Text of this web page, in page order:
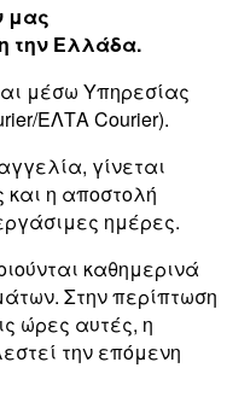
μας
την Ελλάδα.
μέσω Υπηρεσίας
ΕΛΤΑ Courier).
γίνεται
και η αποστολή
ημέρες.
καθημερινά
Στην περίπτωση
ώρες αυτές, η
την επόμενη